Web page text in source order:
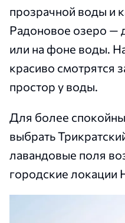
прозрачной воды и
Радоновое озеро —
или на фоне воды.
красиво смотрятся
простор у воды.
Для более
выбрать
лавандовые поля
городские локации